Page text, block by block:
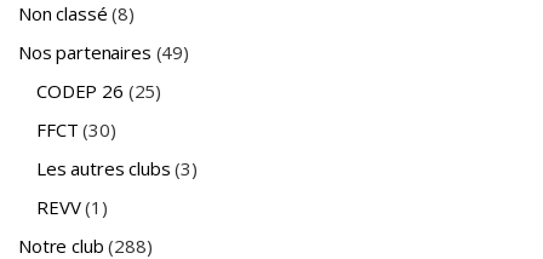
Non classé (8)
Nos partenaires (49)
CODEP 26 (25)
FFCT (30)
Les autres clubs (3)
REVV(1)
Notre club (288)